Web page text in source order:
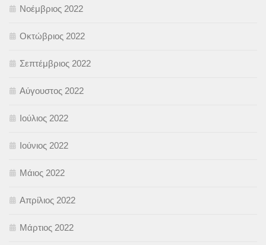
Νοέμβριος 2022
Οκτώβριος 2022
Σεπτέμβριος 2022
Αύγουστος 2022
Ιούλιος 2022
Ιούνιος 2022
Μάιος 2022
Απρίλιος 2022
Μάρτιος 2022